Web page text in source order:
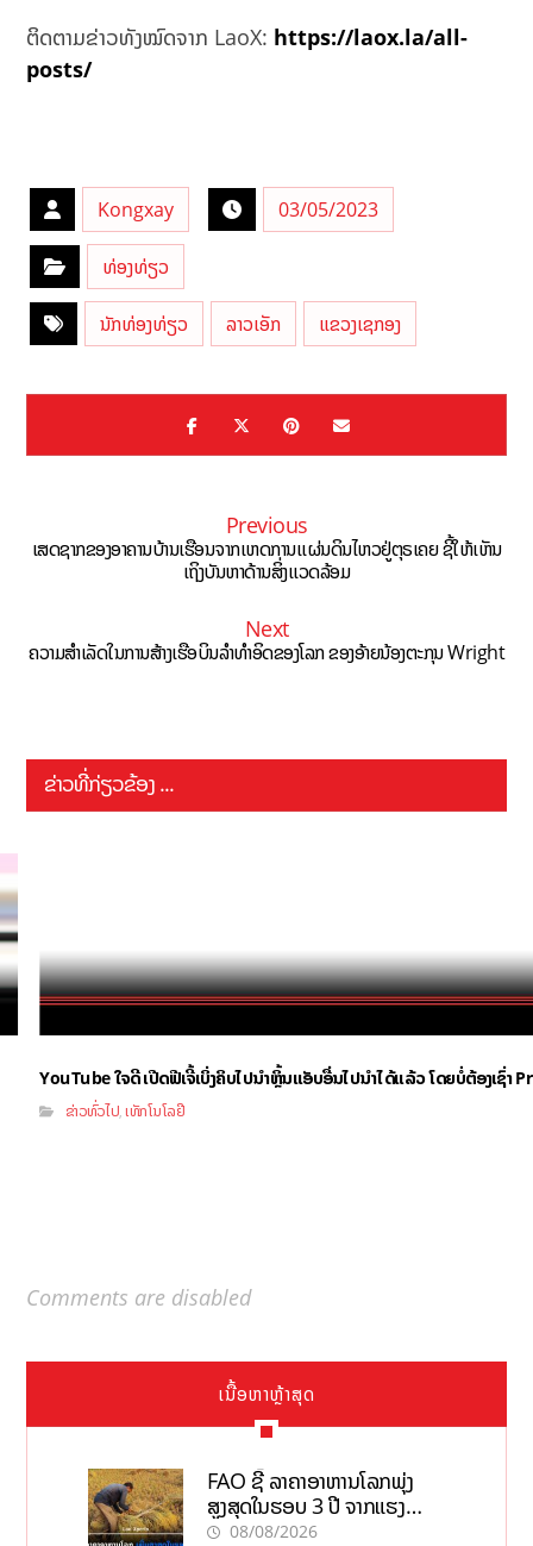
ຕິດຕາມຂ່າວທັງໝົດຈາກ LaoX: https://laox.la/all-
posts/
Kongxay 03/05/2023
ທ່ອງທ່ຽວ
ນັກທ່ອງທ່ຽວ ລາວເອັກ ແຂວງເຊກອງ
Previous
ເສດຊາກຂອງອາຄານບ້ານເຮືອນຈາກເຫດການເເຜ່ນດິນໄຫວຢູ່ຕຸຣເຄຍ ຊີ້ໃຫ້ເຫັນ
ເຖິງບັນຫາດ້ານສິ່ງເເວດລ້ອມ
Next
ຄວາມສຳເລັດໃນການສ້າງເຮືອບິນລຳທຳອິດຂອງໂລກ ຂອງອ້າຍນ້ອງຕະກຸນ Wright
ຂ່າວທີ່ກ່ຽວຂ້ອງ ...
YouTube ໃຈດີ ເປີດຟີເຈີ້ເບິ່ງຄິບໄປນຳຫຼິ້ນແອັບອື່ນໄປນຳໄດ້ແລ້ວ ໂດຍບໍ່ຕ້ອງເຊົ່າ
ຂ່າວທົ່ວໄປ ,ເທັກໂນໂລຢີ
Comments are disabled
ເນື້ອຫາຫຼ້າສຸດ
FAO ຊີ້ ລາຄາອາຫານໂລກພຸ່ງ
ສູງສຸດໃນຮອບ 3 ປີ ຈາກແຮງ
ກົດດັນຂອງສົງຄາມ, El nino
08/08/2026